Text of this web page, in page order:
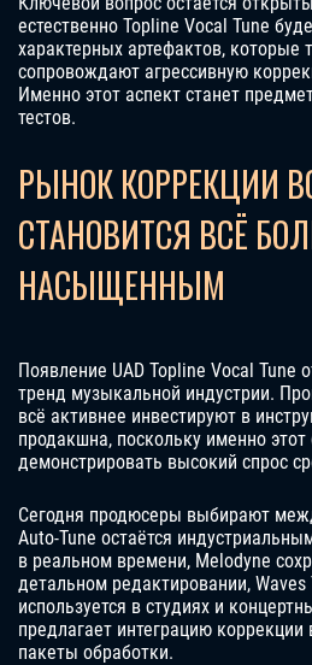
естественно Topline Vocal Tune
характерных артефактов, которые
сопровождают агрессивную
Именно этот аспект станет
тестов.
РЫНОК КОРРЕКЦИИ
СТАНОВИТСЯ ВСЁ
НАСЫЩЕННЫМ
Появление UAD Topline Vocal Tune
тренд музыкальной индустрии.
всё активнее инвестируют в
продакшна, поскольку именно
демонстрировать высокий спрос
Сегодня продюсеры выбирают
Auto-Tune остаётся
в реальном времени, Melodyne
детальном редактировании, Waves
используется в студиях и
предлагает интеграцию
пакеты обработки.